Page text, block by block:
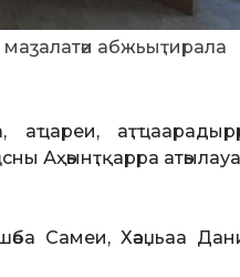
абжьыҭирала
аҵареи,
Аҳәынҭқарра
Самеи, Хәаџьаа